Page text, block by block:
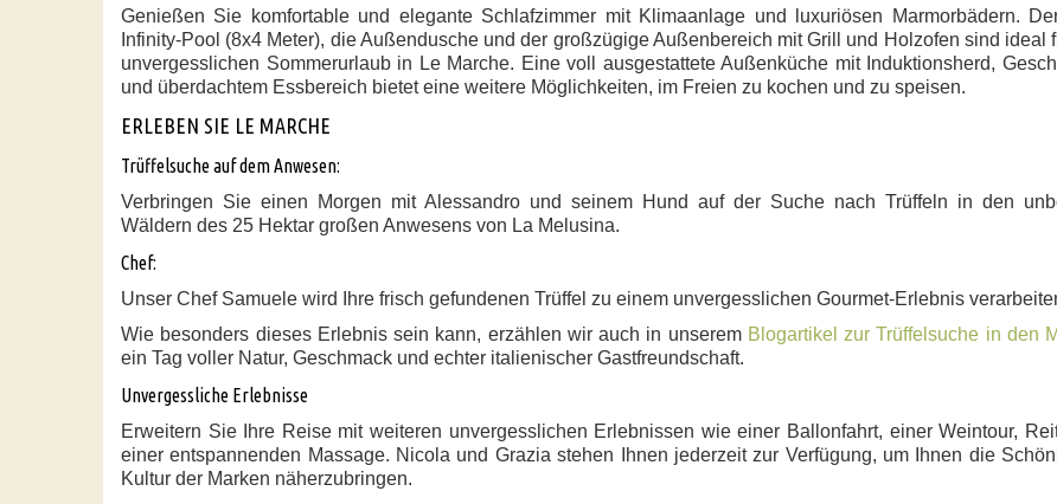
Genießen Sie komfortable und elegante Schlafzimmer mit Klimaanlage und luxuriösen Marmorbädern.
Infinity-Pool (8x4 Meter), die Außendusche und der großzügige Außenbereich mit Grill und Holzofen sind ideal
unvergesslichen Sommerurlaub in Le Marche. Eine voll ausgestattete Außenküche mit Induktionsherd,
und überdachtem Essbereich bietet eine weitere Möglichkeiten, im Freien zu kochen und zu speisen.
ERLEBEN SIE LE MARCHE
Trüffelsuche auf dem Anwesen:
Verbringen Sie einen Morgen mit Alessandro und seinem Hund auf der Suche nach Trüffeln in den
Wäldern des 25 Hektar großen Anwesens von La Melusina.
Chef:
Unser Chef Samuele wird Ihre frisch gefundenen Trüffel zu einem unvergesslichen Gourmet-Erlebnis
Wie besonders dieses Erlebnis sein kann, erzählen wir auch in unserem Blogartikel zur Trüffelsuche in den
ein Tag voller Natur, Geschmack und echter italienischer Gastfreundschaft.
Unvergessliche Erlebnisse
Erweitern Sie Ihre Reise mit weiteren unvergesslichen Erlebnissen wie einer Ballonfahrt, einer Weintour,
einer entspannenden Massage. Nicola und Grazia stehen Ihnen jederzeit zur Verfügung, um Ihnen die
Kultur der Marken näherzubringen.